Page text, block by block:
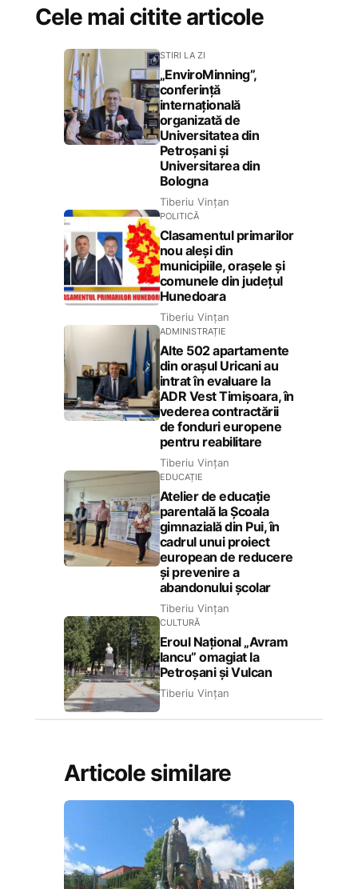
Cele mai citite articole
STIRI LA ZI
„EnviroMinning”,
conferință
internațională
organizată de
Universitatea din
Petroșani și
Universitarea din
Bologna
Tiberiu Vințan
POLITICĂ
Clasamentul primarilor
nou aleși din
municipiile, orașele și
comunele din județul
Hunedoara
Tiberiu Vințan
ADMINISTRAȚIE
Alte 502 apartamente
din orașul Uricani au
intrat în evaluare la
ADR Vest Timișoara, în
vederea contractării
de fonduri europene
pentru reabilitare
Tiberiu Vințan
EDUCAȚIE
Atelier de educație
parentală la Școala
gimnazială din Pui, în
cadrul unui proiect
european de reducere
și prevenire a
abandonului școlar
Tiberiu Vințan
CULTURĂ
Eroul Național „Avram
Iancu” omagiat la
Petroșani și Vulcan
Tiberiu Vințan
Articole similare